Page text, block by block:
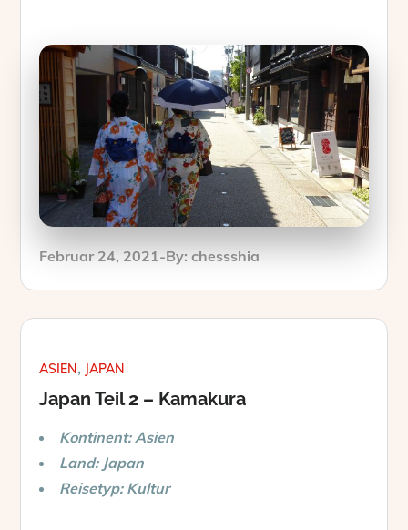
Posted
Februar 24, 2021 By:chessshia
ASIEN JAPAN
Japan Teil 2 – Kamakura
Kontinent: Asien
Land: Japan
Reisetyp: Kultur